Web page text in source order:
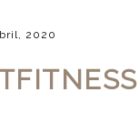
2020